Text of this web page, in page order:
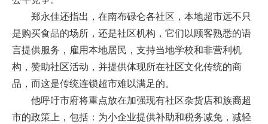
郑永佳还指出，在南布碌仑各社区，本地超市远不只
是购买食品的场所，还是社区机构，它们以顾客熟悉的语
言提供服务，雇用本地居民，支持当地学校和非营利机
构，赞助社区活动，并提供体现所在社区文化传统的商
品，而这是传统连锁超市难以满足的。
他呼吁市府将重点放在加强现有社区杂货店和族裔超
市的政策上，包括：为小企业提供补助和税务减免，减轻